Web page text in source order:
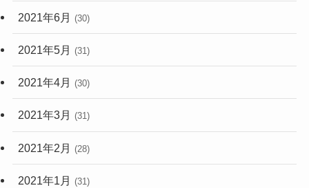
2021年6月 (30)
2021年5月 (31)
2021年4月 (30)
2021年3月 (31)
2021年2月 (28)
2021年1月 (31)